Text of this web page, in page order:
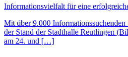
Informationsvielfalt für eine
Mit über 9.000
der Stand der Stadthalle Reutlingen
am 24. und […]